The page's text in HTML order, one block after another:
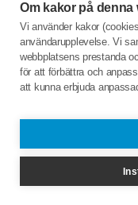
Om kakor på denna
Vi använder kakor
användarupplevelse. Vi
webbplatsens prestanda
för att förbättra och
att kunna erbjuda
Förmåner
Digital hjälp
C/o:Göran Palmqvist